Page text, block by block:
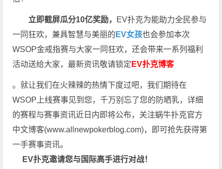
立即截屏瓜分10亿奖励， EV扑克为能助力全民参与
一同狂欢，兼具智慧与美丽的 EV女孩也会参加本次
WSOP金戒指赛与大家一同狂欢，还会带来一系列福利
活动送给大家，最新资讯敬请锁定 EV扑克博客
。就让我们在火辣辣的热情下度过吧，我们期待在
WSOP上线赛事见到您，千万别忘了您的防晒乳，详细
的赛程与赛事资讯近日内即将公布，关注蜗牛扑克官方
中文博客(www.allnewpokerblog.com)，即可抢先获得第
一手赛事资讯。
EV扑克邀请您与国际高手进行对战！